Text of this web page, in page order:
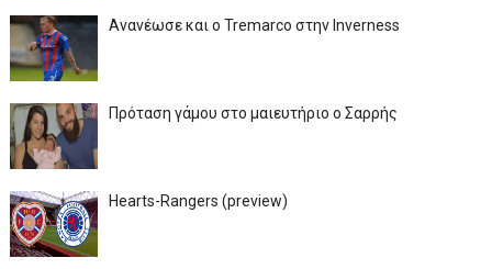
Ανανέωσε και ο Tremarco στην Inverness
Πρόταση γάμου στο μαιευτήριο ο Σαρρής
Hearts-Rangers (preview)